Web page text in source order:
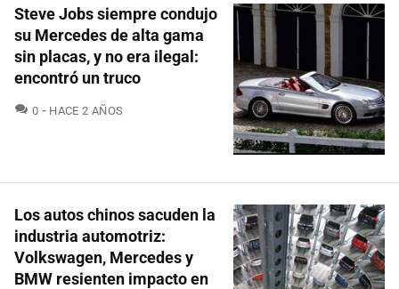
Steve Jobs siempre condujo
su Mercedes de alta gama
sin placas, y no era ilegal:
encontró un truco
0 COMENTARIOS
HACE 2 AÑOS
Los autos chinos sacuden la
industria automotriz:
Volkswagen, Mercedes y
BMW resienten impacto en